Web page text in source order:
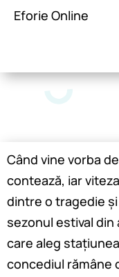
Eforie Online
Când vine vorba
contează, iar
dintre o tragedie
sezonul estival
care aleg
concediul rămâne